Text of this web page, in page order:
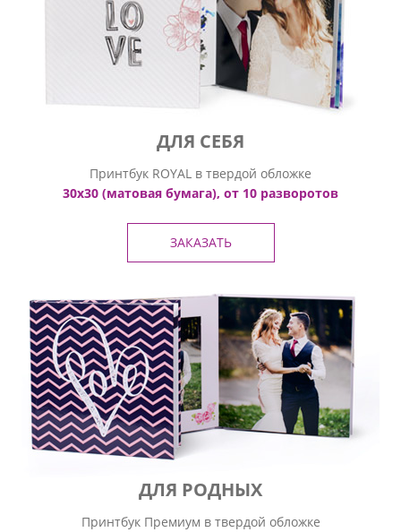
ДЛЯ СЕБЯ
Принтбук ROYAL в твердой обложке
30х30 (матовая бумага), от 10 разворотов
ЗАКАЗАТЬ
ДЛЯ РОДНЫХ
Принтбук Премиум в твердой обложке